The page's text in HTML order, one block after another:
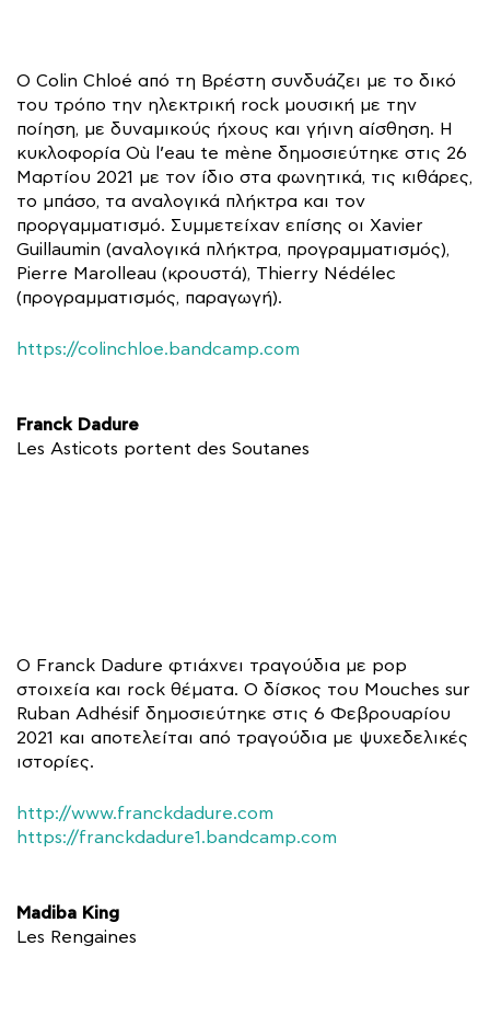
Ο Colin Chloé από τη Βρέστη συνδυάζει με το δικό
του τρόπο την ηλεκτρική rock μουσική με την
ποίηση, με δυναμικούς ήχους και γήινη αίσθηση. Η
κυκλοφορία Où l’eau te mène δημοσιεύτηκε στις 26
Μαρτίου 2021 με τον ίδιο στα φωνητικά, τις κιθάρες,
το μπάσο, τα αναλογικά πλήκτρα και τον
προργαμματισμό. Συμμετείχαν επίσης οι Xavier
Guillaumin (αναλογικά πλήκτρα, προγραμματισμός),
Pierre Marolleau (κρουστά), Thierry Nédélec
(προγραμματισμός, παραγωγή).
https://colinchloe.bandcamp.com
Franck Dadure
Les Asticots portent des Soutanes
Ο Franck Dadure φτιάχνει τραγούδια με pop
στοιχεία και rock θέματα. Ο δίσκος του Mouches sur
Ruban Adhésif δημοσιεύτηκε στις 6 Φεβρουαρίου
2021 και αποτελείται από τραγούδια με ψυχεδελικές
ιστορίες.
http://www.franckdadure.com
https://franckdadure1.bandcamp.com
Madiba King
Les Rengaines